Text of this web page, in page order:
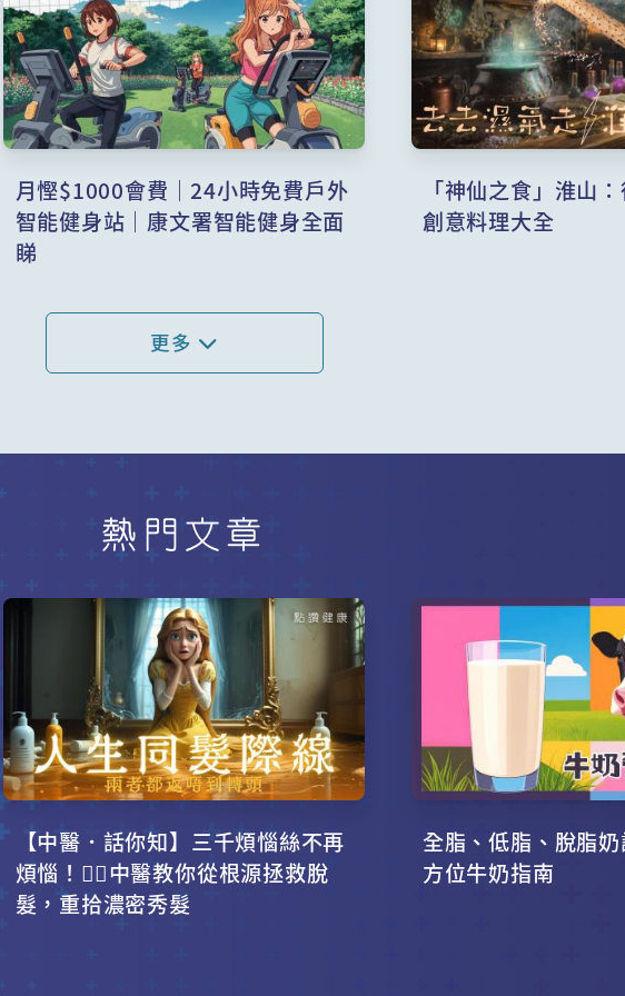
月慳$1000會費｜24小時免費戶外
智能健身站｜康文署智能健身全面
睇
「神仙之食」淮山
創意料理大全
更多
熱門文章
【中醫．話你知】三千煩惱絲不再
煩惱！💇‍♂️中醫教你從根源拯救脫
髮，重拾濃密秀髮
全脂、低脂、脫脂
方位牛奶指南